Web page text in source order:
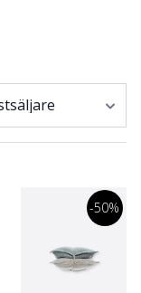
minimalistiska
.
-50%